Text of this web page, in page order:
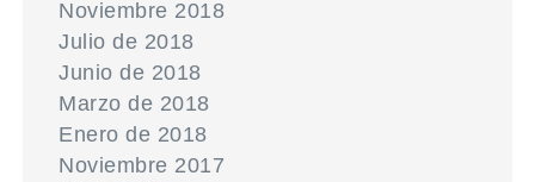
Noviembre 2018
Julio de 2018
Junio de 2018
Marzo de 2018
Enero de 2018
Noviembre 2017